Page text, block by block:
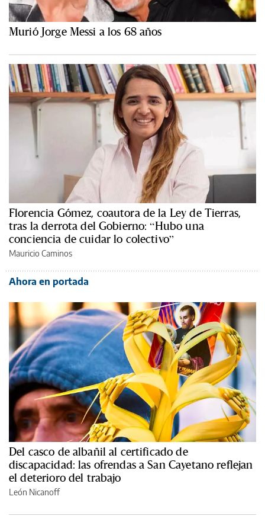
Murió Jorge Messi a los 68 años
Florencia Gómez, coautora de la Ley de Tierras,
tras la derrota del Gobierno: “Hubo una
conciencia de cuidar lo colectivo”
Mauricio Caminos
Ahora en portada
Del casco de albañil al certificado de
discapacidad: las ofrendas a San Cayetano reflejan
el deterioro del trabajo
León Nicanoff